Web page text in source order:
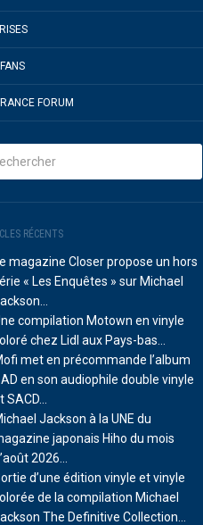
FORUM
RÉCENTS
magazine Closer propose un hors
« Les Enquêtes » sur Michael
compilation Motown en vinyle
chez Lidl aux Pays-bas…
met en précommande l’album
en son audiophile double vinyle
SACD…
Jackson à la UNE du
japonais Hiho du mois
2026…
d’une édition vinyle et vinyle
de la compilation Michael
The Definitive Collection…